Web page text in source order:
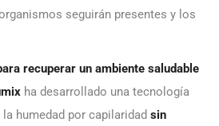
seguirán presentes y los
recuperar un ambiente saludable
ha desarrollado una tecnología
humedad por capilaridad sin